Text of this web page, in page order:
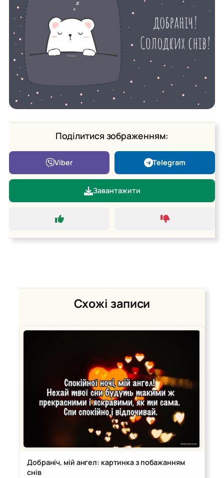
Поділитися зображенням:
Viber Telegram
Завантажити
Схожі записи
Добраніч, мій ангел: картинка з побажанням
снів